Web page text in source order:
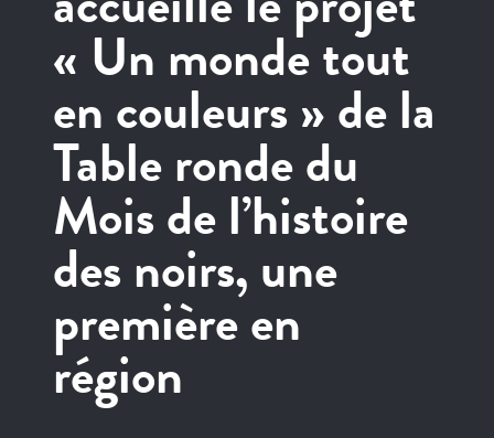
« Un monde tout
en couleurs » de la
Table ronde du
Mois de l’histoire
des noirs, une
première en
région